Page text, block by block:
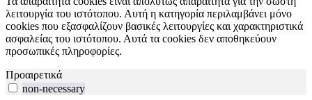
λειτουργία του ιστότοπου. Αυτή η κατηγορία περιλαμβάνει μόνο
cookies που εξασφαλίζουν βασικές λειτουργίες και χαρακτηριστικά
ασφαλείας του ιστότοπου. Αυτά τα cookies δεν αποθηκεύουν
προσωπικές πληροφορίες.
Προαιρετικά
non-necessary